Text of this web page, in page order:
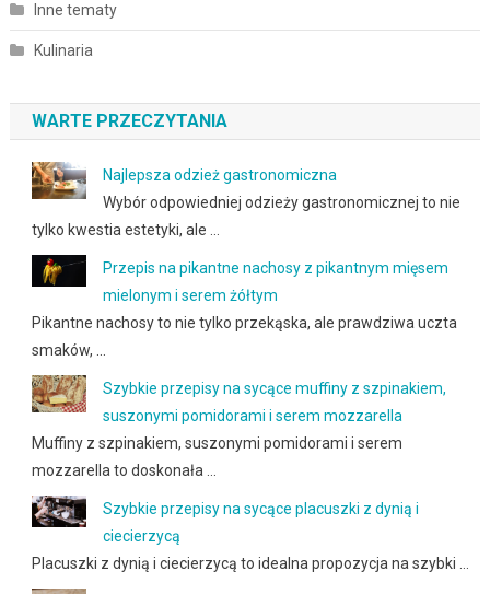
Inne tematy
Kulinaria
WARTE PRZECZYTANIA
Najlepsza odzież gastronomiczna
Wybór odpowiedniej odzieży gastronomicznej to nie
tylko kwestia estetyki, ale …
Przepis na pikantne nachosy z pikantnym mięsem
mielonym i serem żółtym
Pikantne nachosy to nie tylko przekąska, ale prawdziwa uczta
smaków, …
Szybkie przepisy na sycące muffiny z szpinakiem,
suszonymi pomidorami i serem mozzarella
Muffiny z szpinakiem, suszonymi pomidorami i serem
mozzarella to doskonała …
Szybkie przepisy na sycące placuszki z dynią i
ciecierzycą
Placuszki z dynią i ciecierzycą to idealna propozycja na szybki …